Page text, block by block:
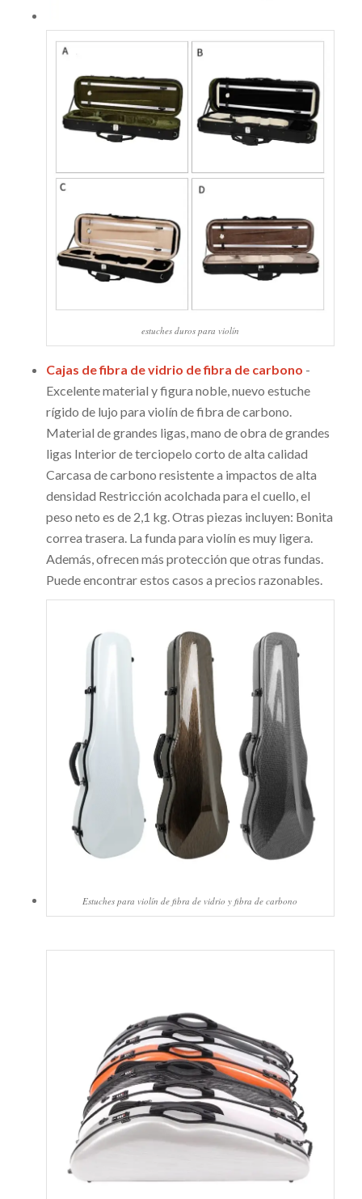
estuches duros para violín
Cajas de fibra de vidrio de fibra de carbono -
Excelente material y figura noble, nuevo estuche
rígido de lujo para violín de fibra de carbono.
Material de grandes ligas, mano de obra de grandes
ligas Interior de terciopelo corto de alta calidad
Carcasa de carbono resistente a impactos de alta
densidad Restricción acolchada para el cuello, el
peso neto es de 2,1 kg. Otras piezas incluyen: Bonita
correa trasera. La funda para violín es muy ligera.
Además, ofrecen más protección que otras fundas.
Puede encontrar estos casos a precios razonables.
Estuches para violín de fibra de vidrio y fibra de carbono